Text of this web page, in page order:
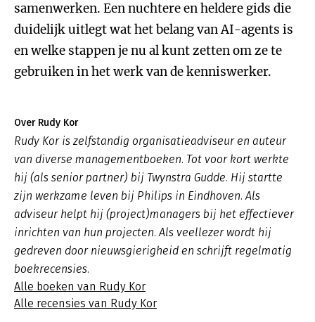
samenwerken. Een nuchtere en heldere gids die
duidelijk uitlegt wat het belang van AI-agents is
en welke stappen je nu al kunt zetten om ze te
gebruiken in het werk van de kenniswerker.
Over Rudy Kor
Rudy Kor is zelfstandig organisatieadviseur en auteur
van diverse managementboeken. Tot voor kort werkte
hij (als senior partner) bij Twynstra Gudde. Hij startte
zijn werkzame leven bij Philips in Eindhoven. Als
adviseur helpt hij (project)managers bij het effectiever
inrichten van hun projecten. Als veellezer wordt hij
gedreven door nieuwsgierigheid en schrijft regelmatig
boekrecensies.
Alle boeken van Rudy Kor
Alle recensies van Rudy Kor